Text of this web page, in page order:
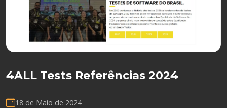
4ALL Tests Referências 2024
18 de Maio de 2024